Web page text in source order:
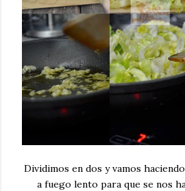
Dividimos en dos y vamos
a fuego lento para que se nos